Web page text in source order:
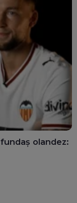
olandez: